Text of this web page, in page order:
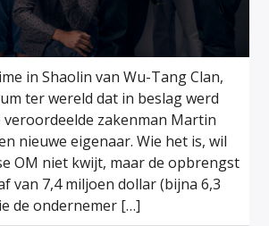
in Shaolin van Wu-Tang Clan,
ter wereld dat in beslag werd
veroordeelde zakenman Martin
nieuwe eigenaar. Wie het is, wil
OM niet kwijt, maar de opbrengst
van 7,4 miljoen dollar (bijna 6,3
de ondernemer […]